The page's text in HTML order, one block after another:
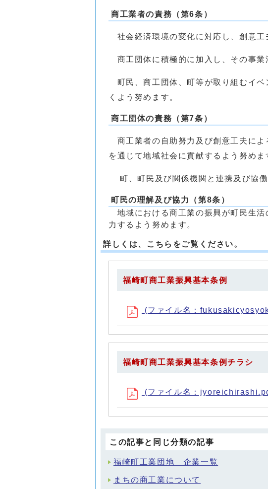
商工業者の責務（第6条）
社会経済環境の変化に対応し、創意工
商工団体に積極的に加入し、その事業
町民、商工団体、町等が取り組むイベ
くよう努めます。
商工団体の責務（第7条）
商工業者の自助努力及び創意工夫によ
を通じて地域社会に貢献するよう努めま
町、町民及び関係機関と連携及び協働
町民の理解及び協力（第8条）
地域における商工業の振興が町民生活
力するよう努めます。
詳しくは、こちらをご覧ください。
福崎町商工業振興基本条例
(ファイル名：
福崎町商工業振興基本条例チラシ
(ファイル名：
この記事と同じ分類の記事
福崎町工業団地 企業一覧
まちの商工業について